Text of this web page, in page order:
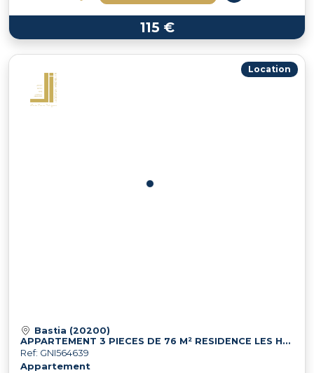
115 €
Location
Bastia (20200)
APPARTEMENT 3 PIECES DE 76 M² RESIDENCE LES HORIZONS BLEUS 20200
Ref: GNI564639
Appartement